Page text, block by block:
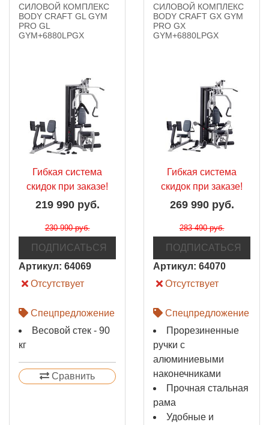
СИЛОВОЙ КОМПЛЕКС
BODY CRAFT GL GYM
PRO GL
GYM+6880LPGX
Гибкая система
скидок при заказе!
219 990 руб.
230 990 руб.
ПОДПИСАТЬСЯ
Артикул: 64069
Отсутствует
Спецпредложение
Весовой стек - 90
кг
Сравнить
СИЛОВОЙ КОМПЛЕКС
BODY CRAFT GX GYM
PRO GX
GYM+6880LPGX
Гибкая система
скидок при заказе!
269 990 руб.
283 490 руб.
ПОДПИСАТЬСЯ
Артикул: 64070
Отсутствует
Спецпредложение
Прорезиненные
ручки с
алюминиевыми
наконечниками
Прочная стальная
рама
Удобные и